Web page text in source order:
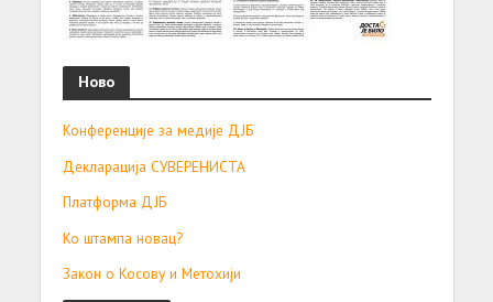
Ново
Конференције за медије ДЈБ
Декларација СУВЕРЕНИСТА
Платформа ДЈБ
Ко штампа новац?
Закон о Косову и Метохији